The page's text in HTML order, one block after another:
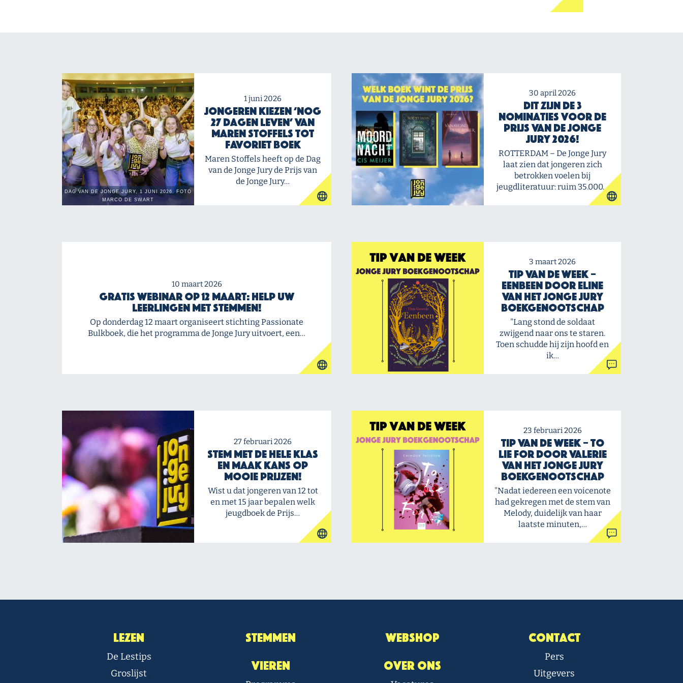
1 juni 2026
Jongeren kiezen ‘Nog
27 dagen leven’ van
Maren Stoffels tot
favoriet boek
Maren Stoffels heeft op de Dag
van de Jonge Jury de Prijs van
de Jonge Jury…
30 april 2026
Dit zijn de 3
nominaties voor de
Prijs van de Jonge
Jury 2026!
ROTTERDAM – De Jonge Jury
laat zien dat jongeren zich
betrokken voelen bij
jeugdliteratuur: ruim 35.000…
10 maart 2026
Gratis webinar op 12 maart: Help uw
leerlingen met stemmen!
Op donderdag 12 maart organiseert stichting Passionate
Bulkboek, die het programma de Jonge Jury uitvoert, een…
3 maart 2026
Tip van de Week –
Eenbeen door Eline
van het Jonge Jury
Boekgenootschap
"Lang stond de soldaat
zwijgend naar ons te staren.
Toen schudde hij zijn hoofd en
ik…
27 februari 2026
Stem met de hele klas
en maak kans op
mooie prijzen!
Wist u dat jongeren van 12 tot
en met 15 jaar bepalen welk
jeugdboek de Prijs…
23 februari 2026
Tip van de Week – To
Lie For door Valerie
van het Jonge Jury
Boekgenootschap
"Nadat iedereen een voicenote
had gekregen met de stem van
Melody, duidelijk van haar
laatste minuten,…
Lezen
De Lestips
Groslijst
Stemmen
Vieren
Webshop
Over Ons
Contact
Pers
Uitgevers